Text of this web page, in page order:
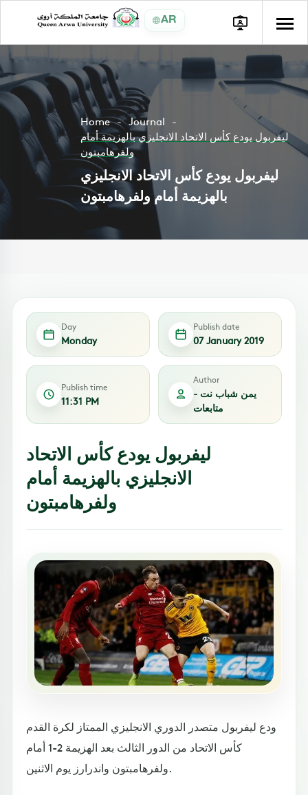
AR
Home
Journal
ليفربول يودع كأس الاتحاد الانجليزي بالهزيمة أمام
ولفرهامبتون
ليفربول يودع كأس الاتحاد الانجليزي
بالهزيمة أمام ولفرهامبتون
Day
Monday
Publish date
07 January 2019
Publish time
11:31 PM
Author
يمن شباب نت -
متابعات
ليفربول يودع كأس الاتحاد
الانجليزي بالهزيمة أمام
ولفرهامبتون
ودع ليفربول متصدر الدوري الانجليزي الممتاز لكرة القدم
كأس الاتحاد من الدور الثالث بعد الهزيمة 2-1 أمام
ولفرهامبتون واندرارز يوم الاثنين.